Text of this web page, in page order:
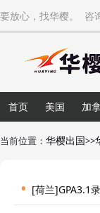
要放心，找华樱。 咨
首页 美国 加
当前位置： 华樱出国>>
[荷兰]GPA3.1